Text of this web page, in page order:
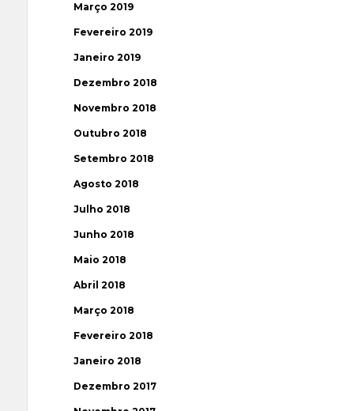
Março 2019
Fevereiro 2019
Janeiro 2019
Dezembro 2018
Novembro 2018
Outubro 2018
Setembro 2018
Agosto 2018
Julho 2018
Junho 2018
Maio 2018
Abril 2018
Março 2018
Fevereiro 2018
Janeiro 2018
Dezembro 2017